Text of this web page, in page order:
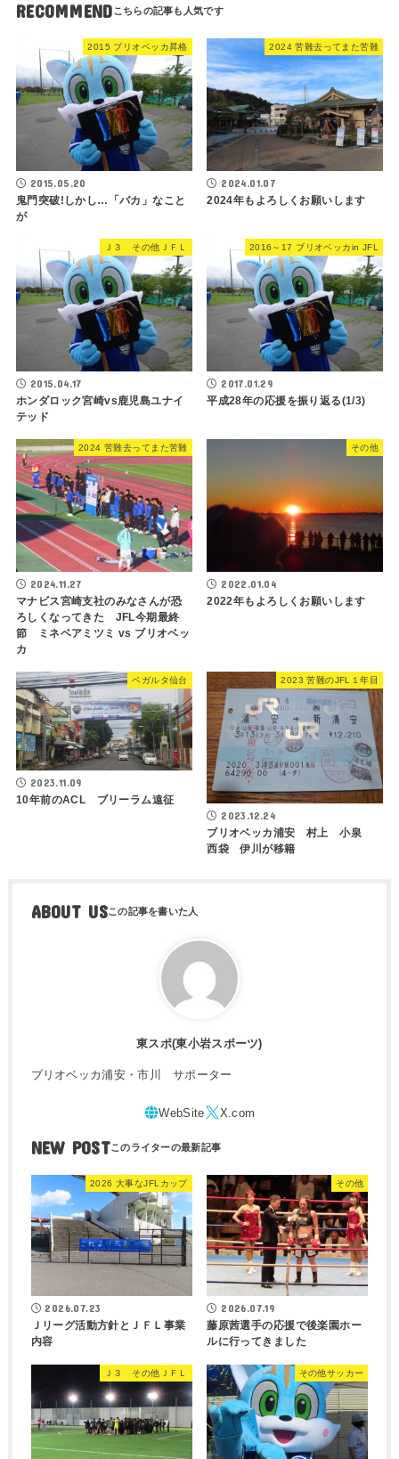
RECOMMEND
2015 ブリオベッカ昇格
2015.05.20
鬼門突破!しかし…「バカ」なこと
が
2024 苦難去ってまた苦難
2024.01.07
2024年もよろしくお願いします
Ｊ３ その他ＪＦＬ
2015.04.17
ホンダロック宮崎vs鹿児島ユナイ
テッド
2016～17 ブリオベッカin JFL
2017.01.29
平成28年の応援を振り返る(1/3)
2024 苦難去ってまた苦難
2024.11.27
マナビス宮崎支社のみなさんが恐
ろしくなってきた JFL今期最終
節 ミネベアミツミ vs ブリオベッ
カ
その他
2022.01.04
2022年もよろしくお願いします
ベガルタ仙台
2023.11.09
10年前のACL ブリーラム遠征
2023 苦難のJFL１年目
2023.12.24
ブリオベッカ浦安 村上 小泉
西袋 伊川が移籍
ABOUT US
東スポ(東小岩スポーツ)
ブリオベッカ浦安・市川 サポーター
NEW POST
2026 大事なJFLカップ
2026.07.23
Ｊリーグ活動方針とＪＦＬ事業
内容
その他
2026.07.19
藤原茜選手の応援で後楽園ホー
ルに行ってきました
Ｊ３ その他ＪＦＬ その他サッカー